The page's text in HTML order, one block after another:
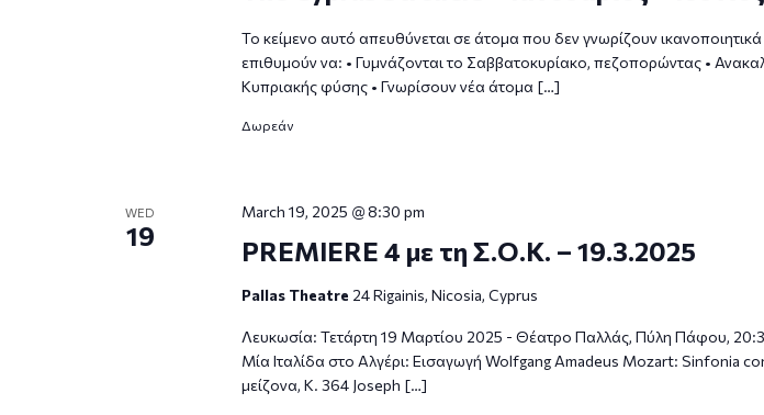
Το κείμενο αυτό απευθύνεται σε άτομα που δεν γνωρίζουν ικανοποιητικά
επιθυμούν να: • Γυμνάζονται το Σαββατοκυρίακο, πεζοπορώντας •
Κυπριακής φύσης • Γνωρίσουν νέα άτομα […]
Δωρεάν
WED
19 PREMIERE 4 με τη Σ.Ο.Κ. – 19.3.2025
March 19, 2025 @ 8:30 pm
Pallas Theatre 24 Rigainis, Nicosia, Cyprus
Λευκωσία: Τετάρτη 19 Μαρτίου 2025 - Θέατρο Παλλάς, Πύλη Πάφου,
Μία Ιταλίδα στο Αλγέρι: Εισαγωγή Wolfgang Amadeus Mozart: Sinfonia
μείζονα, K. 364 Joseph […]